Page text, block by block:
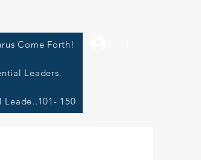
Come Forth!
Leaders.
150